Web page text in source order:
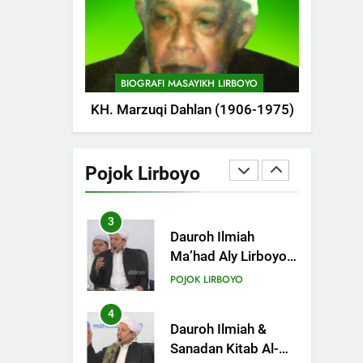
BIOGRAFI MASAYIKH LIRBOYO
KH. Marzuqi Dahlan (1906-1975)
Pojok Lirboyo
Tam-Taman Lirboyo:
MHM dan Ma’had
Aly Gelar Koreksian
Kitab Semester
Ganjil
POJOK LIRBOYO
2
Aly Sampaikan
Pentingnya
Dauroh Ilmiah
POJOK LIRBOYO
3
Dauroh Ilmiah
Ma’had Aly Lirboyo
Bahas Metode
Hadis Dhaif.
POJOK LIRBOYO
4
Dauroh Ilmiah &
Sanadan Kitab Al-